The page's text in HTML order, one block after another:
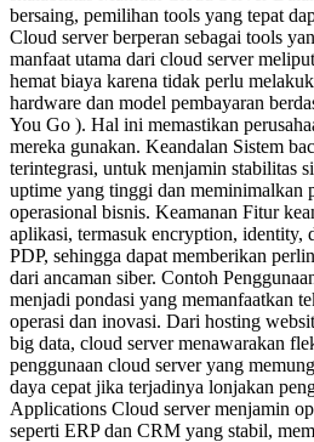
bersaing, pemilihan tools yang tepat
Cloud server berperan sebagai tools
manfaat utama dari cloud server
hemat biaya karena tidak perlu
hardware dan model pembayaran
You Go ). Hal ini memastikan
mereka gunakan. Keandalan Sistem
terintegrasi, untuk menjamin stabilitas
uptime yang tinggi dan meminimalkan
operasional bisnis. Keamanan Fitur
aplikasi, termasuk encryption, identity,
PDP, sehingga dapat memberikan
dari ancaman siber. Contoh
menjadi pondasi yang memanfaatkan
operasi dan inovasi. Dari hosting
big data, cloud server menawarakan
penggunaan cloud server yang
daya cepat jika terjadinya lonjakan
Applications Cloud server menjamin
seperti ERP dan CRM yang stabil,